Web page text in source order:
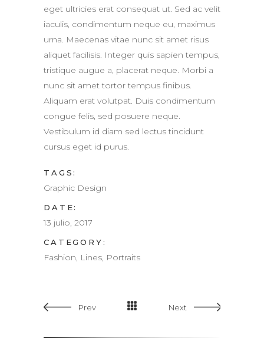
eget ultricies erat consequat ut. Sed ac velit
iaculis, condimentum neque eu, maximus
urna. Maecenas vitae nunc sit amet risus
aliquet facilisis. Integer quis sapien tempus,
tristique augue a, placerat neque. Morbi a
nunc sit amet tortor tempus finibus.
Aliquam erat volutpat. Duis condimentum
congue felis, sed posuere neque.
Vestibulum id diam sed lectus tincidunt
cursus eget id purus.
TAGS:
Graphic Design
DATE:
13 julio, 2017
CATEGORY:
Fashion, Lines, Portraits
Prev Next